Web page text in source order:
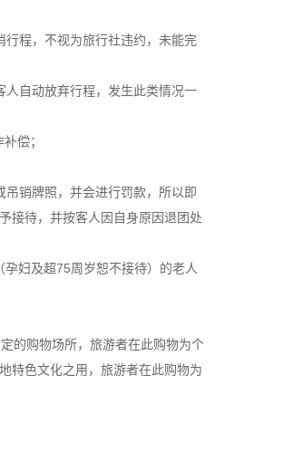
程，不视为旅行社违约，未能完
自动放弃行程，发生此类情况一
偿；
销牌照，并会进行罚款，所以即
接待，并按客人因自身原因退团处
妇及超75周岁恕不接待）的老人
的购物场所，旅游者在此购物为个
特色文化之用，旅游者在此购物为